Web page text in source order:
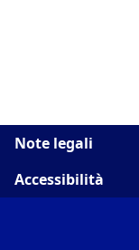
Note legali
Accessibilità